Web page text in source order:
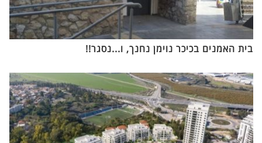
בית האמנים בכיכר נוימן נחנך, ו...נסגר!!